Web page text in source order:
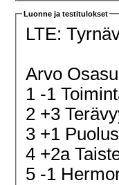
Luonne ja testitulokset
LTE:
Arvo
1 -1
2 +3
3 +1
4 +2a
5 -1